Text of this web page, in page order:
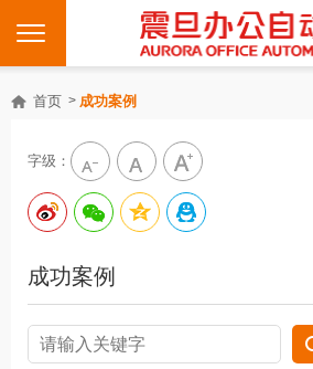
首页 成功案例
字级：
成功案例